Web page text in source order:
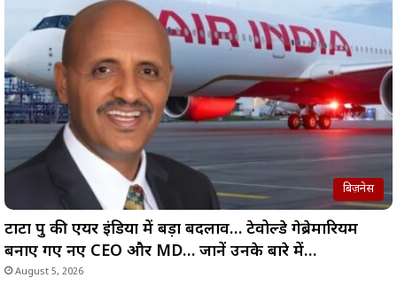
बिज़नेस
टाटा ग्रुप की एयर इंडिया में बड़ा बदलाव… टेवोल्डे गेब्रेमारियम
बनाए गए नए CEO और MD… जानें उनके बारे में…
August 5, 2026